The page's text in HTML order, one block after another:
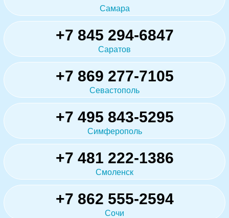
Самара
+7 845 294-6847
Саратов
+7 869 277-7105
Севастополь
+7 495 843-5295
Симферополь
+7 481 222-1386
Смоленск
+7 862 555-2594
Сочи